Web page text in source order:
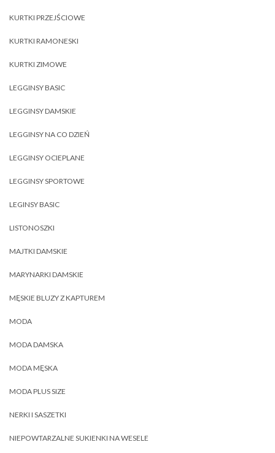
KURTKI PRZEJŚCIOWE
KURTKI RAMONESKI
KURTKI ZIMOWE
LEGGINSY BASIC
LEGGINSY DAMSKIE
LEGGINSY NA CO DZIEŃ
LEGGINSY OCIEPLANE
LEGGINSY SPORTOWE
LEGINSY BASIC
LISTONOSZKI
MAJTKI DAMSKIE
MARYNARKI DAMSKIE
MĘSKIE BLUZY Z KAPTUREM
MODA
MODA DAMSKA
MODA MĘSKA
MODA PLUS SIZE
NERKI I SASZETKI
NIEPOWTARZALNE SUKIENKI NA WESELE